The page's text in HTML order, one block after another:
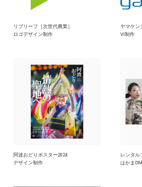
リブリーフ［次世代農業］
ロゴデザイン制作
ヤマケン
VI制作
阿波おどりポスター2024
デザイン制作
レンタル
はかま